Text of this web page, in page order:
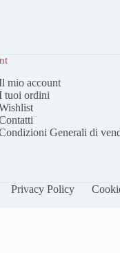
mio account
tuoi ordini
Generali di
Privacy Policy